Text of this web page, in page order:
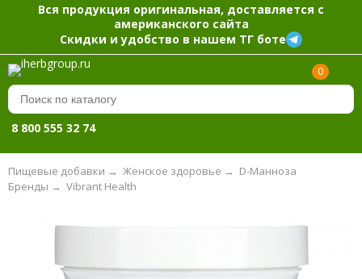
Вся продукция оригинальная, доставляется с
американского сайта
Скидки и удобство в нашем ТГ боте
0
8 800 555 32 74
Пищевые добавки → Женское здоровье → D-Манноза
Vibrant Health
Бренды →